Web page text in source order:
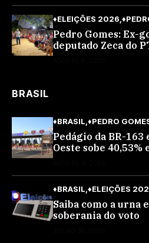
♦ELEIÇÕES 2026
Pedro Gomes: Ex-
deputado Zeca do
BRASIL
♦BRASIL ♦PEDRO
Pedágio da BR-163
Oeste sobe 40,53%
♦BRASIL ♦ELEIÇÕES
Saiba como a urna
soberania do voto